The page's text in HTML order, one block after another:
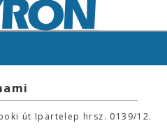
út Ipartelep hrsz. 0139/12.